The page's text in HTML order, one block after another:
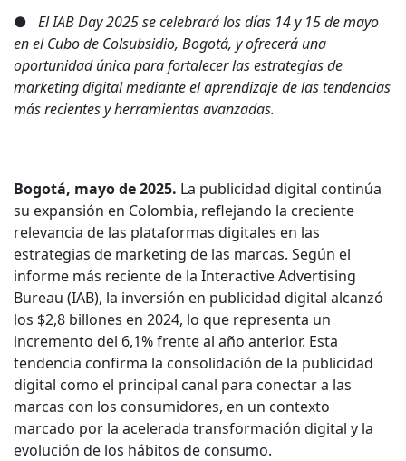
● El IAB Day 2025 se celebrará los días 14 y 15 de mayo
en el Cubo de Colsubsidio, Bogotá, y ofrecerá una
oportunidad única para fortalecer las estrategias de
marketing digital mediante el aprendizaje de las tendencias
más recientes y herramientas avanzadas.
Bogotá, mayo de 2025. La publicidad digital continúa
su expansión en Colombia, reflejando la creciente
relevancia de las plataformas digitales en las
estrategias de marketing de las marcas. Según el
informe más reciente de la Interactive Advertising
Bureau (IAB), la inversión en publicidad digital alcanzó
los $2,8 billones en 2024, lo que representa un
incremento del 6,1% frente al año anterior. Esta
tendencia confirma la consolidación de la publicidad
digital como el principal canal para conectar a las
marcas con los consumidores, en un contexto
marcado por la acelerada transformación digital y la
evolución de los hábitos de consumo.